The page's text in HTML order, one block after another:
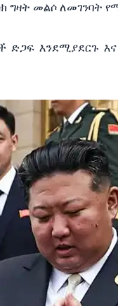
ግዛት መልሶ
ድጋፍ እንደሚያደርጉ